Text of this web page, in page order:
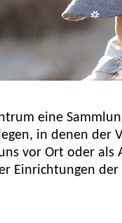
eine
in denen der
vor Ort oder
Einrichtungen